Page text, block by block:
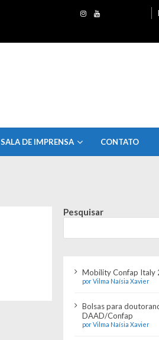
SALA DE IMPRENSA CONTATO
Pesquisar
Mobility Confap Italy
por Vilma Naísia Xavier
Bolsas para
DAAD/Confap
por Vilma Naísia Xavier